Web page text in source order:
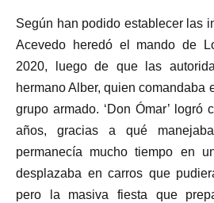
Según han podido establecer las
Acevedo heredó el mando de
2020, luego de que las
hermano Alber, quien comandaba
grupo armado. ‘Don Ómar’ logró
años, gracias a qué
permanecía mucho tiempo en
desplazaba en carros que
pero la masiva fiesta que